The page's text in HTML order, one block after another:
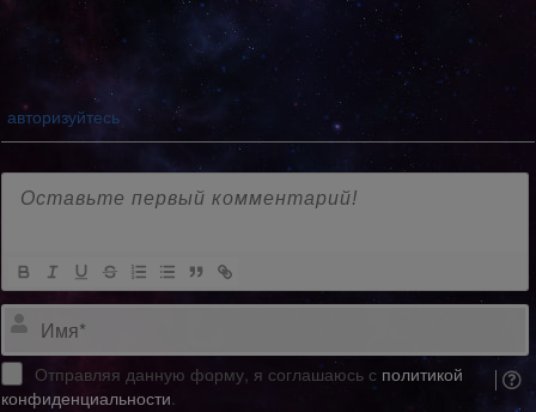
авторизуйтесь
Отправляя данную форму, я соглашаюсь с политикой
конфиденциальности.